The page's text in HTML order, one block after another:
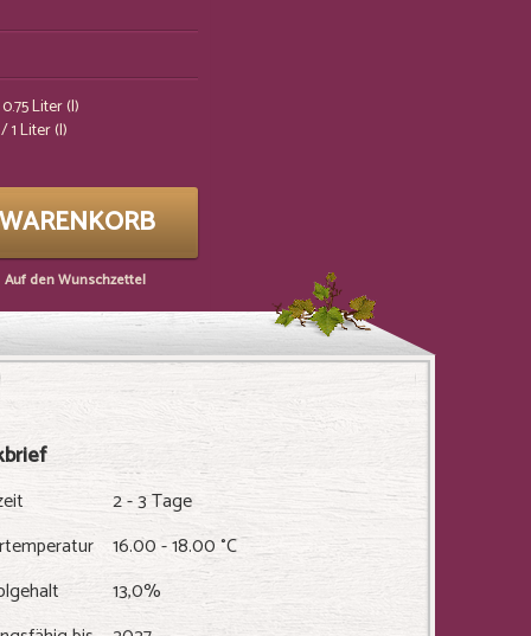
0.75 Liter (l)
1 Liter (l)
Auf den Wunschzettel
2 - 3 Tage
16.00 - 18.00 °C
13,0%